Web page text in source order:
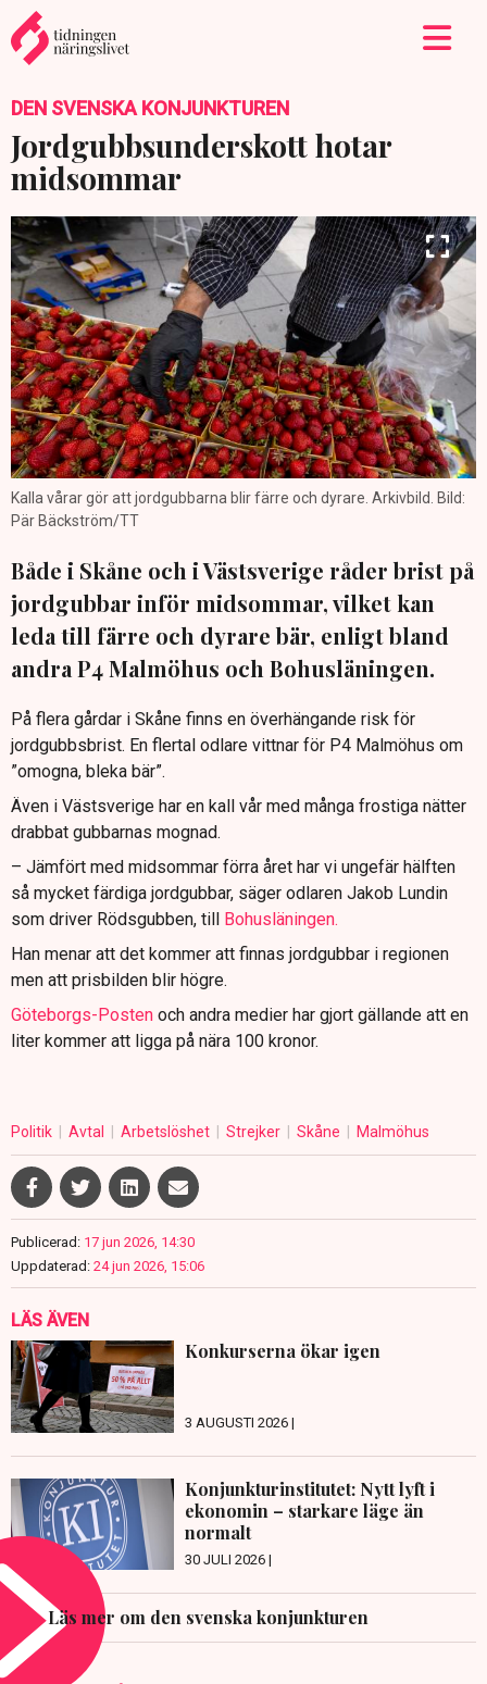
DEN SVENSKA KONJUNKTUREN
Jordgubbsunderskott hotar
midsommar
Kalla vårar gör att jordgubbarna blir färre och dyrare. Arkivbild. Bild:
Pär Bäckström/TT
Både i Skåne och i Västsverige råder brist på
jordgubbar inför midsommar, vilket kan
leda till färre och dyrare bär, enligt bland
andra P4 Malmöhus och Bohusläningen.
På flera gårdar i Skåne finns en överhängande risk för
jordgubbsbrist. En flertal odlare vittnar för P4 Malmöhus om
”omogna, bleka bär”.
Även i Västsverige har en kall vår med många frostiga nätter
drabbat gubbarnas mognad.
– Jämfört med midsommar förra året har vi ungefär hälften
så mycket färdiga jordgubbar, säger odlaren Jakob Lundin
som driver Rödsgubben, till Bohusläningen.
Han menar att det kommer att finnas jordgubbar i regionen
men att prisbilden blir högre.
Göteborgs-Posten och andra medier har gjort gällande att en
liter kommer att ligga på nära 100 kronor.
Politik Avtal Arbetslöshet Strejker Skåne Malmöhus
Publicerad: 17 jun 2026, 14:30
Uppdaterad: 24 jun 2026, 15:06
LÄS ÄVEN
Konkurserna ökar igen
3 AUGUSTI 2026 |
Konjunkturinstitutet: Nytt lyft i
ekonomin – starkare läge än
normalt
30 JULI 2026 |
Läs mer om den svenska konjunkturen